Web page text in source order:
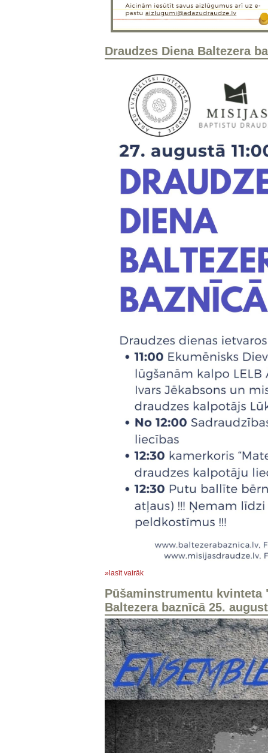
Draudzes Diena Baltezera
»lasīt vairāk
Pūšaminstrumentu kvinteta
Baltezera baznīcā 25.